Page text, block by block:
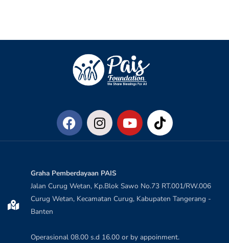
Graha Pemberdayaan PAIS
Jalan Curug Wetan, Kp.Blok Sawo No.73 RT.001/RW.006
Curug Wetan, Kecamatan Curug, Kabupaten Tangerang -
Banten
Operasional 08.00 s.d 16.00 or by appoinment.